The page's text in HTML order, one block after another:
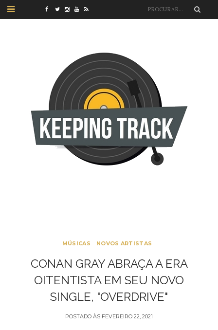
MÚSICAS NOVOS ARTISTAS
CONAN GRAY ABRAÇA A ERA
OITENTISTA EM SEU NOVO
SINGLE, "OVERDRIVE"
POSTADO ÀS FEVEREIRO 22, 2021